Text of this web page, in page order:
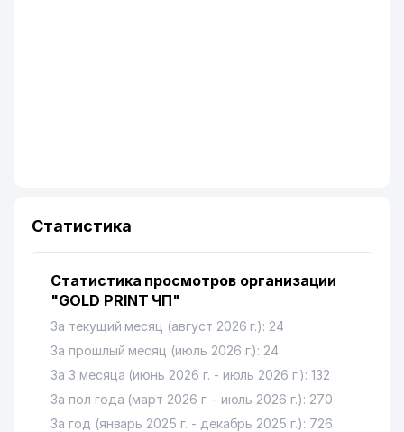
Статистика
Статистика просмотров организации
"GOLD PRINT ЧП"
За текущий месяц (август 2026 г.): 24
За прошлый месяц (июль 2026 г.): 24
За 3 месяца (июнь 2026 г. - июль 2026 г.): 132
За пол года (март 2026 г. - июль 2026 г.): 270
За год (январь 2025 г. - декабрь 2025 г.): 726